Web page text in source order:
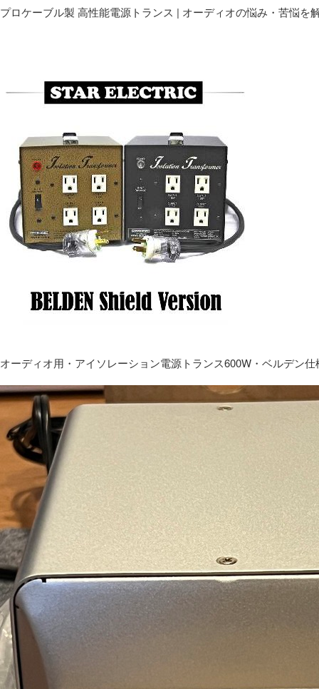
プロケーブル製 高性能電源トランス | オーディオの悩み・苦悩を
オーディオ用・アイソレーション電源トランス600W・ベルデン仕